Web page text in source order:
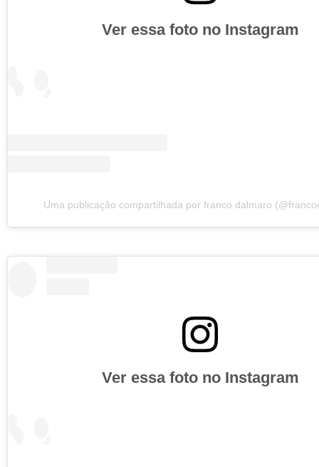
Ver essa foto no Instagram
Uma publicação compartilhada por franco dalmaro
Ver essa foto no Instagram